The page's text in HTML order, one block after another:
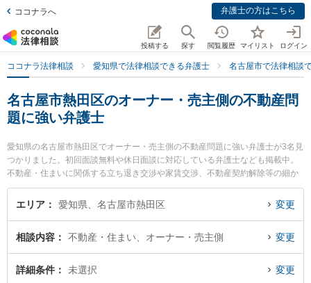
ココナラへ 弁護士の方はこちら
投稿する 探す 閲覧履歴 マイリスト ログイン
ココナラ法律相談 愛知県で法律相談できる弁護士 名古屋市で法律相談
名古屋市熱田区のオーナー・売主側の不動産問
題に強い弁護士
愛知県の名古屋市熱田区でオーナー・売主側の不動産問題に強い弁護士が3名見
つかりました。初回面談無料や休日面談に対応している弁護士なども掲載中。
不動産・住まいに関係する立ち退き交渉や家賃交渉、不動産契約解除等の細か
な分野での絞り込み検索もでき便利です。特に弁護士法人名古屋総合法律事務
所 金山駅前事務所の楠野 翔也弁護士や弁護士法人名古屋総合法律事務所 金山
す。『名古屋市熱田区で土日や夜間に発生したオーナー・売主側の不動産問題
のトラブルを今すぐに弁護士に相談したい』『オーナー・売主側の不動産問題
のトラブル解決の実績豊富な近くの弁護士を検索したい』『初回相談無料でオ
エリア 愛知県、名古屋市熱田区 変更
相談内容 不動産・住まい、オーナー・売主側 変更
詳細条件 未選択 変更